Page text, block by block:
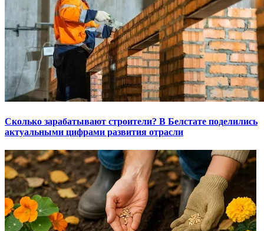
Сколько зарабатывают строители? В Белстате поделились
актуальными цифрами развития отрасли